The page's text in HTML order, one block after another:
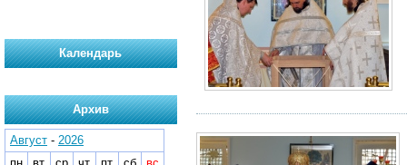
Календарь
Архив
Август - 2026